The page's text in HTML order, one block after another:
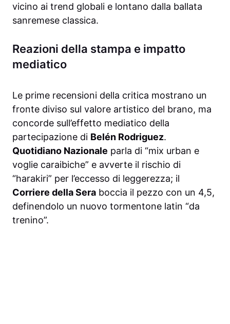
vicino ai trend globali e lontano dalla ballata
sanremese classica.
Reazioni della stampa e impatto
mediatico
Le prime recensioni della critica mostrano un
fronte diviso sul valore artistico del brano, ma
concorde sull’effetto mediatico della
partecipazione di Belén Rodriguez.
Quotidiano Nazionale parla di “mix urban e
voglie caraibiche” e avverte il rischio di
“harakiri” per l’eccesso di leggerezza; il
Corriere della Sera boccia il pezzo con un 4,5,
definendolo un nuovo tormentone latin “da
trenino”.